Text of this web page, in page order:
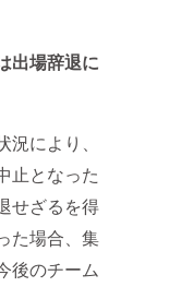
出場辞退に
により、
止となった
せざるを得
た場合、集
後のチーム